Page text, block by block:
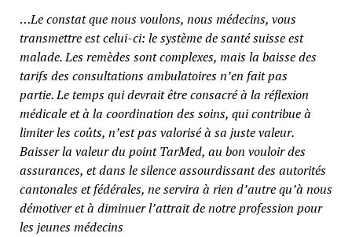
…Le constat que nous voulons, nous médecins, vous
transmettre est celui-ci: le système de santé suisse est
malade. Les remèdes sont complexes, mais la baisse des
tarifs des consultations ambulatoires n’en fait pas
partie.Le temps qui devrait être consacré à la réflexion
médicale et à la coordination des soins, qui contribue à
limiter les coûts, n’est pas valorisé à sa juste valeur.
Baisser la valeur du point TarMed, au bon vouloir des
assurances, et dans le silence assourdissant des autorités
cantonales et fédérales, ne servira à rien d’autre qu’à nous
démotiver et à diminuer l’attrait de notre profession pour
les jeunes médecins